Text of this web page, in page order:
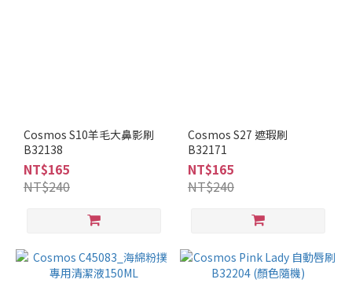
Cosmos S10羊毛大鼻影刷
B32138
NT$165
NT$240
Cosmos S27 遮瑕刷
B32171
NT$165
NT$240